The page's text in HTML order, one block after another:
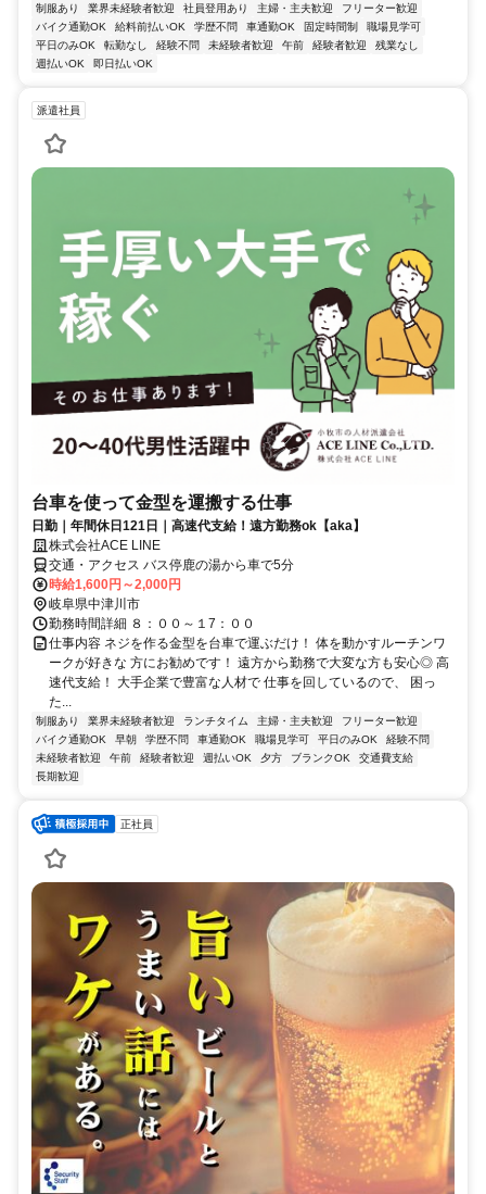
制服あり 業界未経験者歓迎 社員登用あり 主婦・主夫歓迎
フリーター歓迎
バイク通勤OK
給料前払いOK 学歴不問 車通勤OK 固定時間制
職場見学可
平日のみOK
転勤なし 経験不問 未経験者歓迎 午前 経験者歓迎
残業なし
週払いOK
即日払いOK
派遣社員
台車を使って金型を運搬する仕事
日勤｜年間休日121日｜高速代支給！遠方勤務ok【aka】
株式会社ACE LINE
交通・アクセス バス停鹿の湯から車で5分
時給1,600円～2,000円
岐阜県中津川市
勤務時間詳細 ８：００～１7：００
仕事内容 ネジを作る金型を台車で運ぶだけ！ 体を動かすルーチンワ
ークが好きな 方にお勧めです！ 遠方から勤務で大変な方も安心◎ 高
速代支給！ 大手企業で豊富な人材で 仕事を回しているので、 困っ
た...
制服あり 業界未経験者歓迎 ランチタイム 主婦・主夫歓迎
フリーター歓迎
バイク通勤OK
早朝 学歴不問 車通勤OK 職場見学可 平日のみOK
経験不問
未経験者歓迎
午前 経験者歓迎 週払いOK 夕方 ブランクOK
交通費支給
長期歓迎
正社員